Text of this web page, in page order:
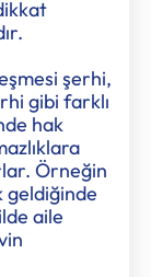
şerhi,
gibi farklı
hak
Örneğin
geldiğinde
aile